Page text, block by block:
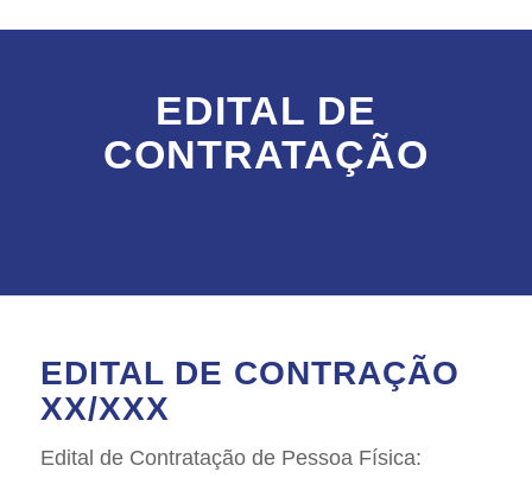
EDITAL DE
CONTRATAÇÃO
EDITAL DE CONTRAÇÃO
XX/XXX
Edital de Contratação de Pessoa Física: